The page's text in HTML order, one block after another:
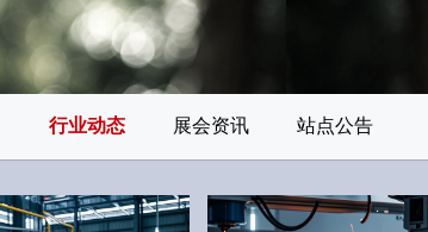
行业动态 展会资讯 站点公告